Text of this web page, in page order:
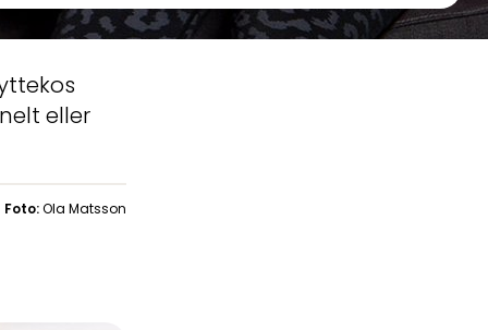
eller
Foto:Ola Matsson